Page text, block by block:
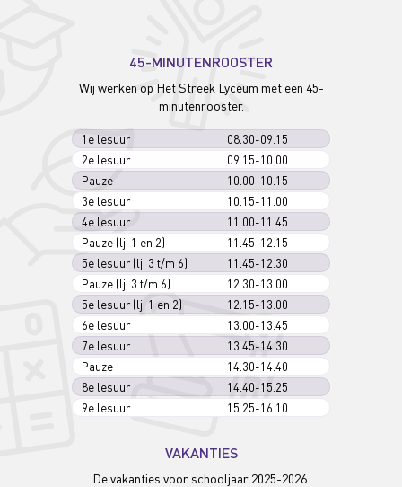
45-MINUTENROOSTER
Wij werken op Het Streek Lyceum met een 45-
minutenrooster.
1e lesuur
08.30-09.15
2e lesuur
09.15-10.00
Pauze
10.00-10.15
3e lesuur
10.15-11.00
4e lesuur
11.00-11.45
Pauze (lj. 1 en 2)
11.45-12.15
5e lesuur (lj. 3 t/m 6)
11.45-12.30
Pauze (lj. 3 t/m 6)
12.30-13.00
5e lesuur (lj. 1 en 2)
12.15-13.00
6e lesuur
13.00-13.45
7e lesuur
13.45-14.30
Pauze
14.30-14.40
8e lesuur
14.40-15.25
9e lesuur
15.25-16.10
VAKANTIES
De vakanties voor schooljaar 2025-2026.